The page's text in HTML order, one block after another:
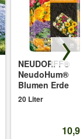
NEUDORFF®
NeudoHum®
Blumen Erde
20 Liter